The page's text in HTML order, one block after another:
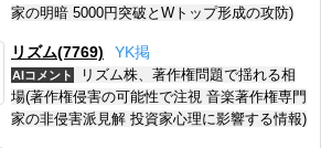
家の明暗 5000円突破とWトップ形成の攻防)
リズム(7769) YK掲
AIコメント
リズム株、著作権問題で揺れる相
場(著作権侵害の可能性で注視 音楽著作権専門
家の非侵害派見解 投資家心理に影響する情報)